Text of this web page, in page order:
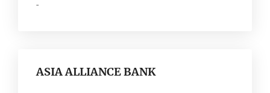
-
ASIA ALLIANCE BANK